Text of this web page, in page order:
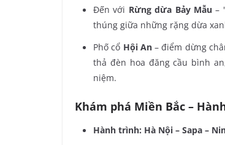
Đến với Rừng dừa Bảy Mẫu –
thúng giữa những rặng dừa
Phố cổ Hội An– điểm dừng
thả đèn hoa đăng cầu bình
niệm.
Khám phá Miền Bắc –
Hành trình: Hà Nội – Sapa –